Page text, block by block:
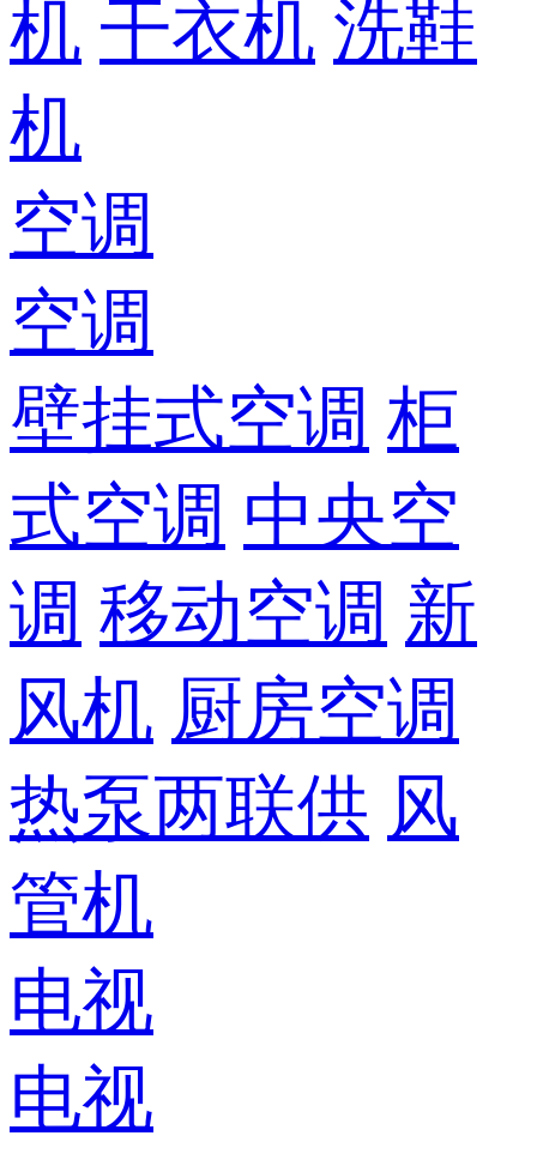
机 干衣机 洗鞋
机
空调
空调
壁挂式空调 柜
式空调 中央空
调 移动空调 新
风机 厨房空调
热泵两联供 风
管机
电视
电视